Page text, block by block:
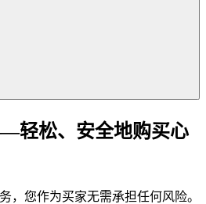
轻松、安全地购买心
，您作为买家无需承担任何风险。